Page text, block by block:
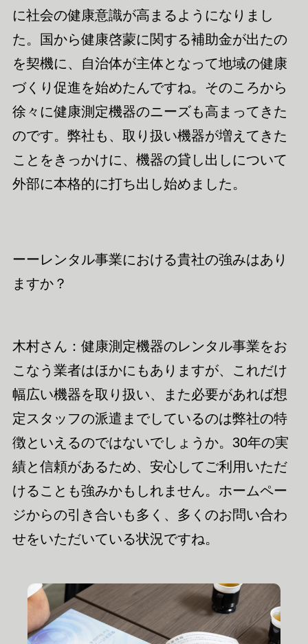
に社会の健康意識が高まるようになりまし
た。国から健康啓蒙に関する補助金が出たの
を契機に、自治体が主体となって地域の健康
づくり促進を始めたんですね。そのころから
徐々に健康測定機器のニーズも高まってきた
のです。弊社も、取り扱い機器が増えてきた
ことをきっかけに、機器の貸し出しについて
外部に本格的に打ち出し始めました。
ーーレンタル事業における貴社の強みはあり
ますか？
木村さん：健康測定機器のレンタル事業をお
こなう業者はほかにもありますが、これだけ
幅広い機器を取り扱い、
また必要があれば想
定スタッフの派遣までしているのは弊社の特
徴といえるのではないでしょうか。30年の実
績と信頼があるため、安心してご利用いただ
けることも強みかもしれません。 ホームペー
ジからの引き合いも多く、多くのお問い合わ
せをいただいている状況ですね。